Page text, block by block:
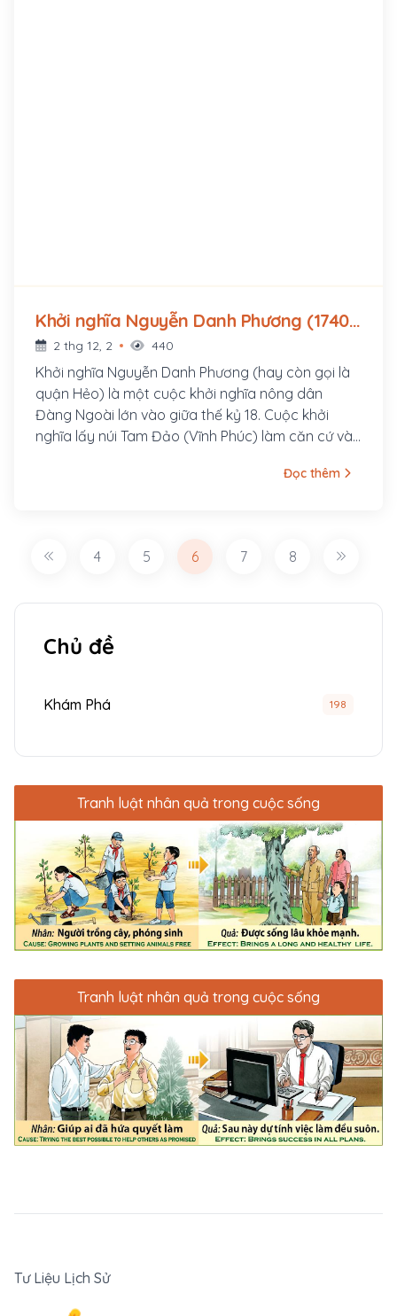
Khởi nghĩa Nguyễn Danh Phương (1740 -
1751)2 thg 12, 2 440
Khởi nghĩa Nguyễn Danh Phương (hay còn gọi là
quận Hẻo) là một cuộc khởi nghĩa nông dân
Đàng Ngoài lớn vào giữa thế kỷ 18. Cuộc khởi
nghĩa lấy núi Tam Đảo (Vĩnh Phúc) làm căn cứ và
Đọc thêm
4 5 6 7 8
Chủ đề
Khám Phá 198
Tranh luật nhân quả trong cuộc sống
Tranh luật nhân quả trong cuộc sống
Tư Liệu Lịch Sử